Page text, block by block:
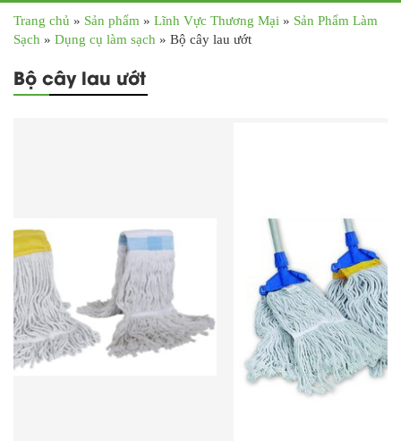
Trang chủ » Sản phẩm » Lĩnh Vực Thương Mại » Sản Phẩm Làm
Sạch » Dụng cụ làm sạch » Bộ cây lau ướt
Bộ cây lau ướt